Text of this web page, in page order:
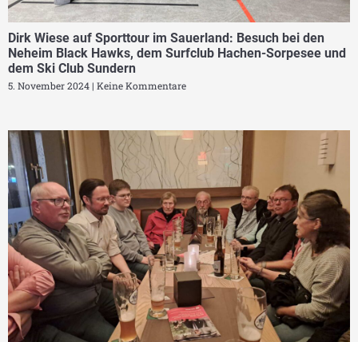
Dirk Wiese auf Sporttour im Sauerland: Besuch bei den
Neheim Black Hawks, dem Surfclub Hachen-Sorpesee und
dem Ski Club Sundern
5. November 2024 Keine Kommentare